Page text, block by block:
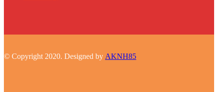
© Copyright 2020. Designed by AKNH85